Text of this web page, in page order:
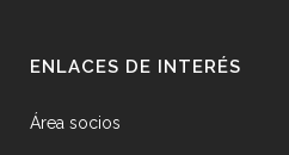
ENLACES DE INTERÉS
Área socios